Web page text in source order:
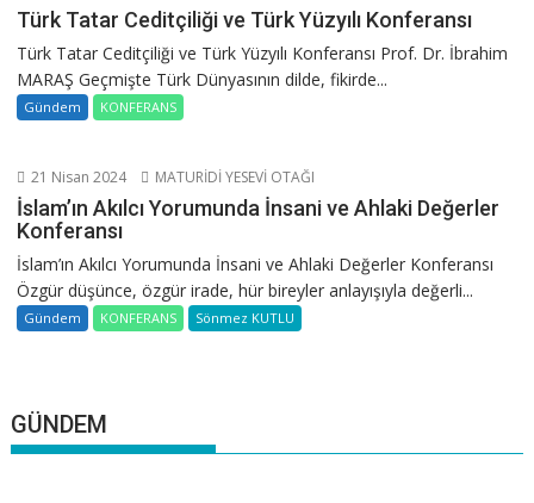
Türk Tatar Ceditçiliği ve Türk Yüzyılı Konferansı
Türk Tatar Ceditçiliği ve Türk Yüzyılı Konferansı Prof. Dr. İbrahim
MARAŞ Geçmişte Türk Dünyasının dilde, fikirde...
Gündem KONFERANS
21 Nisan 2024 MATURİDİ YESEVİ OTAĞI
İslam’ın Akılcı Yorumunda İnsani ve Ahlaki Değerler
Konferansı
İslam’ın Akılcı Yorumunda İnsani ve Ahlaki Değerler Konferansı
Özgür düşünce, özgür irade, hür bireyler anlayışıyla değerli...
Gündem KONFERANS Sönmez KUTLU
GÜNDEM